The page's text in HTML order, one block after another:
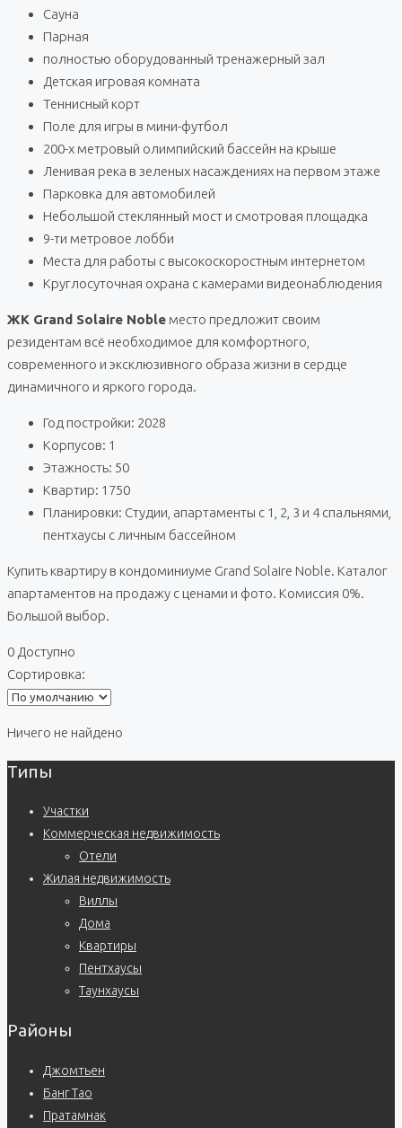
Сауна
Парная
полностью оборудованный тренажерный зал
Детская игровая комната
Теннисный корт
Поле для игры в мини-футбол
200-х метровый олимпийский бассейн на крыше
Ленивая река в зеленых насаждениях на первом этаже
Парковка для автомобилей
Небольшой стеклянный мост и смотровая площадка
9-ти метровое лобби
Места для работы с высокоскоростным интернетом
Круглосуточная охрана с камерами видеонаблюдения
ЖК Grand Solaire Noble место предложит своим
резидентам всё необходимое для комфортного,
современного и эксклюзивного образа жизни в сердце
динамичного и яркого города.
Год постройки: 2028
Корпусов: 1
Этажность: 50
Квартир: 1750
Планировки: Студии, апартаменты с 1, 2, 3 и 4 спальнями,
пентхаусы с личным бассейном
Купить квартиру в кондоминиуме Grand Solaire Noble. Каталог
апартаментов на продажу с ценами и фото. Комиссия 0%.
Большой выбор.
0 Доступно
Сортировка:
Ничего не найдено
Типы
Участки
Коммерческая недвижимость
Отели
Жилая недвижимость
Виллы
Дома
Квартиры
Пентхаусы
Таунхаусы
Районы
Джомтьен
Банг Тао
Пратамнак